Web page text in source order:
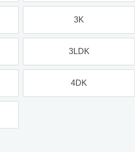
3K
3LDK
4DK